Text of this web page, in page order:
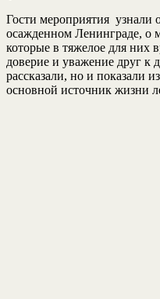
Гости мероприятия узнали
осажденном Ленинграде, о
которые в тяжелое для них
доверие и уважение друг к
рассказали, но и показали
основной источник жизни